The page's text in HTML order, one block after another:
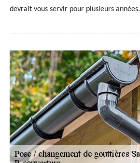
devrait vous servir pour plusieurs années.